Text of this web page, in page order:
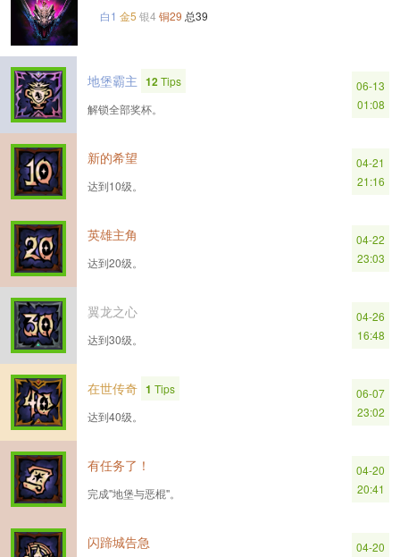
白1 金5 银4 铜29 总39
地堡霸主 12Tips
解锁全部奖杯。
06-13
01:08
新的希望
达到10级。
04-21
21:16
英雄主角
达到20级。
04-22
23:03
翼龙之心
达到30级。
04-26
16:48
在世传奇 1 Tips
达到40级。
06-07
23:02
有任务了！
完成''地堡与恶棍''。
04-20
20:41
闪蹄城告急
04-20